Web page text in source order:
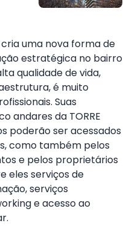
uma nova forma de
estratégica no bairro
qualidade de vida,
é muito
Suas
andares da TORRE
poderão ser acessados
como também pelos
e pelos proprietários
eles serviços de
serviços
e acesso ao